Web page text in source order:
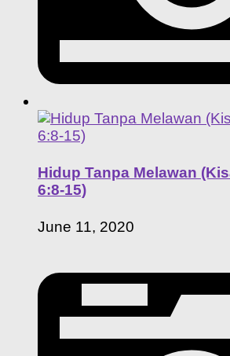
Hidup Tanpa Melawan
6:8-15)
June 11, 2020